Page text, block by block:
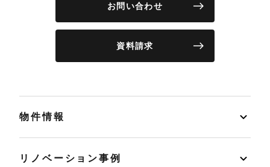
お問い合わせ
資料請求
物件情報
リノベーション事例